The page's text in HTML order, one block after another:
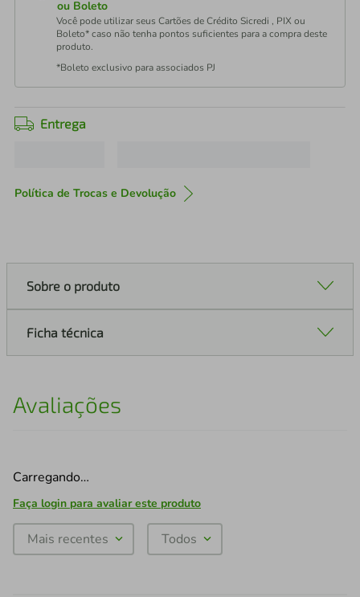
ou Boleto
Você pode utilizar seus Cartões de Crédito Sicredi , PIX ou
Boleto* caso não tenha pontos suficientes para a compra deste
produto.
*Boleto exclusivo para associados PJ
Entrega
Política de Trocas e Devolução
Sobre o produto
Ficha técnica
Avaliações
Carregando…
Faça login para avaliar este produto
Mais recentes Todos